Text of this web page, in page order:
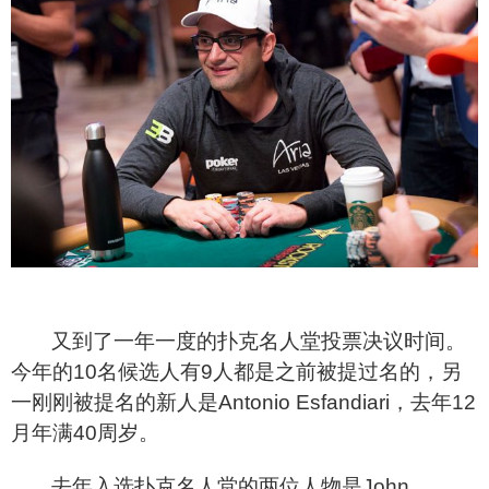
又到了一年一度的扑克名人堂投票决议时间。
今年的10名候选人有9人都是之前被提过名的，另
一刚刚被提名的新人是Antonio Esfandiari，去年12
月年满40周岁。